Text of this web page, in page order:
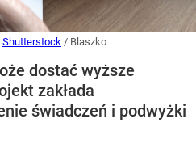
Shutterstock / Blaszko
dostać wyższe
zakłada
świadczeń i podwyżki